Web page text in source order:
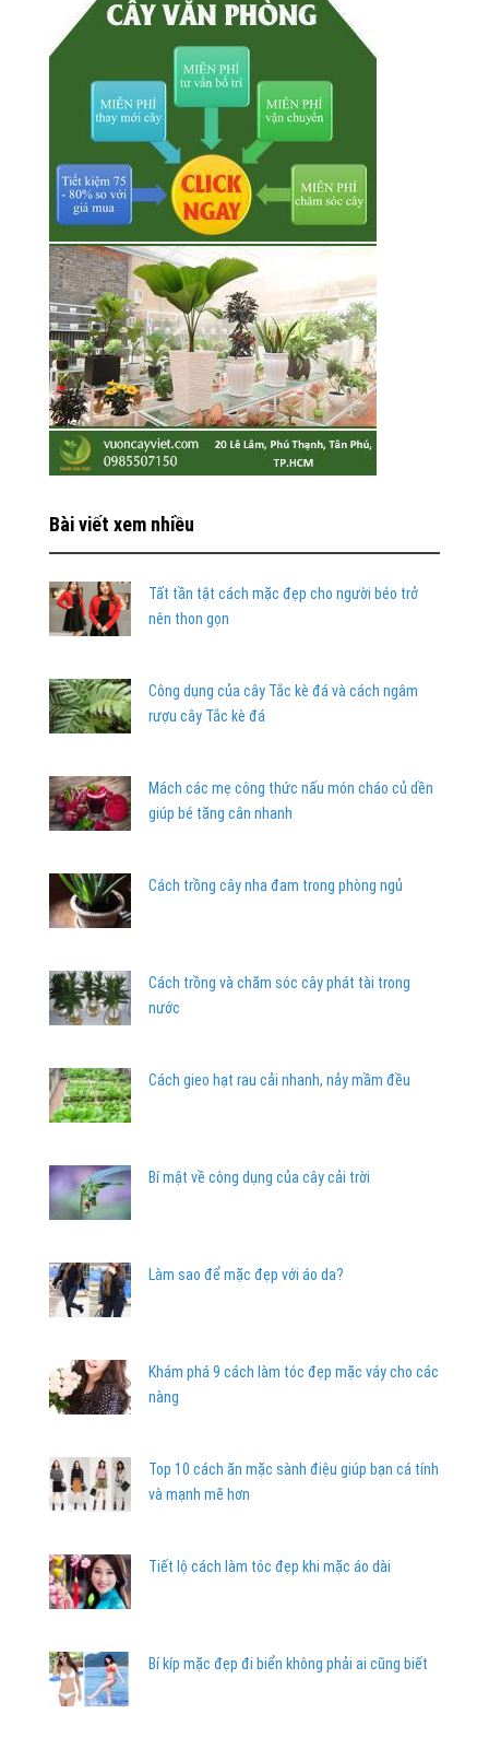
Bài viết xem nhiều
Tất tần tật cách mặc đẹp cho người béo trở
nên thon gọn
Công dụng của cây Tắc kè đá và cách ngâm
rượu cây Tắc kè đá
Mách các mẹ công thức nấu món cháo củ dền
giúp bé tăng cân nhanh
Cách trồng cây nha đam trong phòng ngủ
Cách trồng và chăm sóc cây phát tài trong
nước
Cách gieo hạt rau cải nhanh, nảy mầm đều
Bí mật về công dụng của cây cải trời
Làm sao để mặc đẹp với áo da?
Khám phá 9 cách làm tóc đẹp mặc váy cho các
nàng
Top 10 cách ăn mặc sành điệu giúp bạn cá tính
và mạnh mẽ hơn
Tiết lộ cách làm tóc đẹp khi mặc áo dài
Bí kíp mặc đẹp đi biển không phải ai cũng biết